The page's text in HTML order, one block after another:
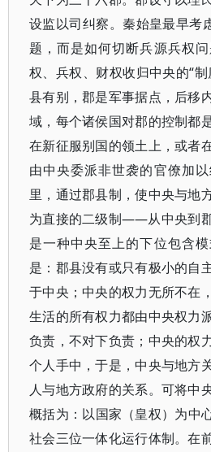
设监以司纠察。秦始皇最早考
题，而是如何切断兵源兵权
权、兵权、财权收归中央的“
县有别，郡是军事据点，后移
域，每个诸侯国对郡的控制都
在新征服别国的领土上，或者
由中央委派非世袭的官僚加
里，通过郡县制，使中央与地
为直接的二级制——从中央到郡
是一种中央至上的下位包含
是：郡县没有或只有极小的自
于中央；中央的权力无所不在
生活的所有权力都由中央权力
负责，不对下负责；中央的权
个人手中，于是，中央与地方
人与地方政府的关系。可将中
概括为：以国家（皇权）为
社会三位一体化运行体制。在